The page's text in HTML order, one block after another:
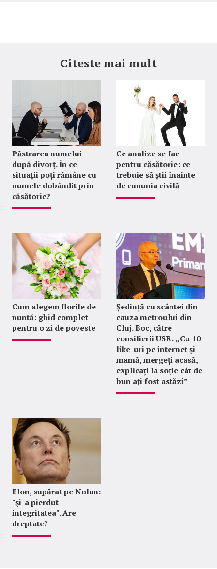
Citeste mai mult
Păstrarea numelui
după divorț. În ce
situații poți rămâne cu
numele dobândit prin
căsătorie?
Ce analize se fac
pentru căsătorie: ce
trebuie să știi înainte
de cununia civilă
Cum alegem florile de
nuntă: ghid complet
pentru o zi de poveste
Ședință cu scântei din
cauza metroului din
Cluj. Boc, către
consilierii USR: „Cu 10
like-uri pe internet și
mamă, mergeți acasă,
explicați la soție cât de
bun ați fost astăzi”
Elon, supărat pe Nolan:
"şi-a pierdut
integritatea". Are
dreptate?